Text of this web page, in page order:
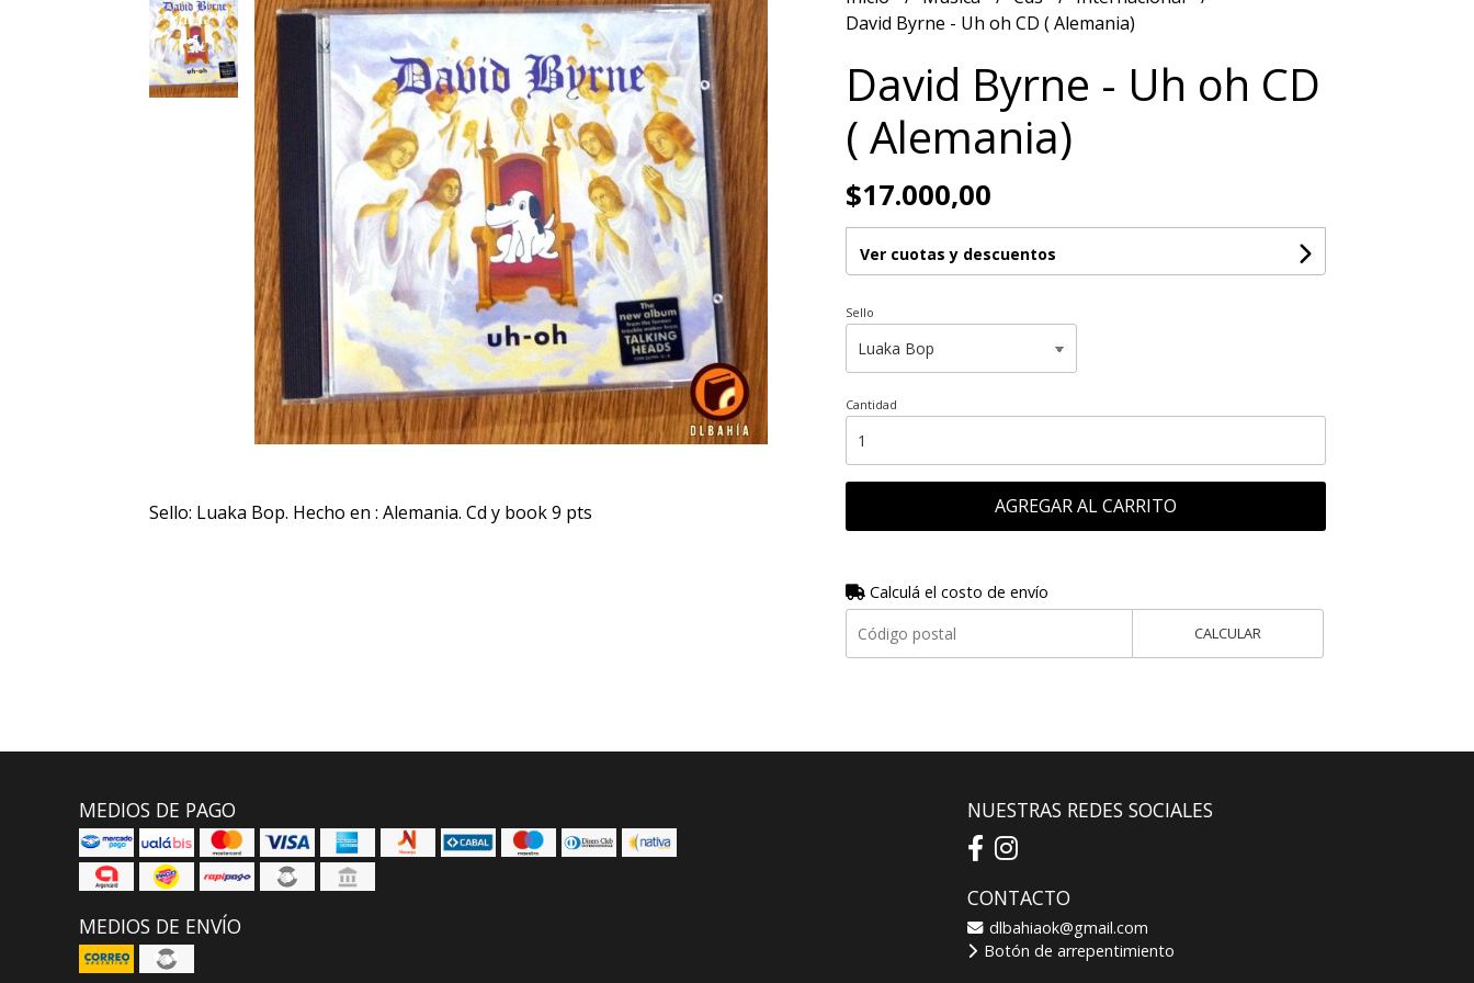
Sello: Luaka Bop. Hecho en : Alemania. Cd y book 9 pts
David Byrne - Uh oh CD ( Alemania)
David Byrne - Uh oh CD
( Alemania)
$17.000,00
Ver cuotas y descuentos
Sello
Cantidad
AGREGAR AL CARRITO
Calculá el costo de envío
CALCULAR
MEDIOS DE PAGO
MEDIOS DE ENVÍO
NUESTRAS REDES SOCIALES
CONTACTO
dlbahiaok@gmail.com
Botón de arrepentimiento